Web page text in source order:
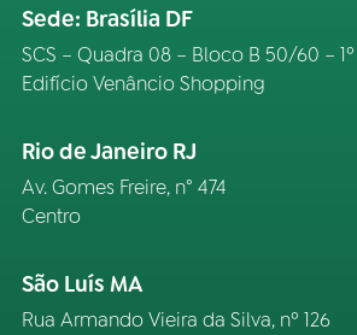
Sede: Brasília DF
SCS – Quadra 08 – Bloco B 50/60 –
Edifício Venâncio Shopping
Rio de Janeiro RJ
Av. Gomes Freire, n° 474
Centro
São Luís MA
Rua Armando Vieira da Silva, nº 126